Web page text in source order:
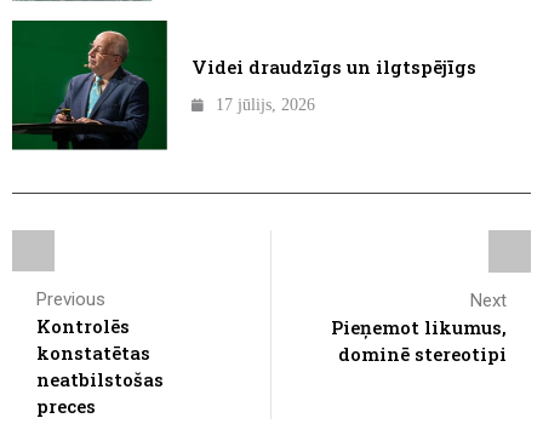
Videi draudzīgs un ilgtspējīgs
17 jūlijs, 2026
Previous
Kontrolēs
konstatētas
neatbilstošas
preces
Next
Pieņemot likumus,
dominē stereotipi